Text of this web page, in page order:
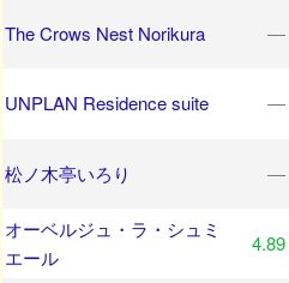
The Crows Nest Norikura ―
UNPLAN Residence suite ―
松ノ木亭いろり ―
オーベルジュ・ラ・シュミ
エール
4.89